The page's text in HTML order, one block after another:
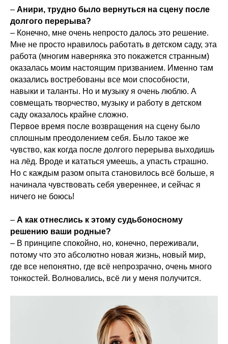
– Анири, трудно было вернуться на сцену после
долгого перерыва?
– Конечно, мне очень непросто далось это решение.
Мне не просто нравилось работать в детском саду, эта
работа (многим наверняка это покажется странным)
оказалась моим настоящим призванием. Именно там
оказались востребованы все мои способности,
навыки и таланты. Но и музыку я очень люблю. А
совмещать творчество, музыку и работу в детском
саду оказалось крайне сложно.
Первое время после возвращения на сцену было
сплошным преодолением себя. Было такое же
чувство, как когда после долгого перерыва выходишь
на лёд. Вроде и кататься умеешь, а упасть страшно.
Но с каждым разом опыта становилось всё больше, я
начинала чувствовать себя увереннее, и сейчас я
ничего не боюсь!
– А как отнеслись к этому судьбоносному
решению ваши родные?
– В принципе спокойно, но, конечно, переживали,
потому что это абсолютно новая жизнь, новый мир,
где все непонятно, где всё непрозрачно, очень много
тонкостей. Волновались, всё ли у меня получится.